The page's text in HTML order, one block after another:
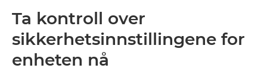
Ta kontroll over
sikkerhetsinnstillingene for
enheten nå